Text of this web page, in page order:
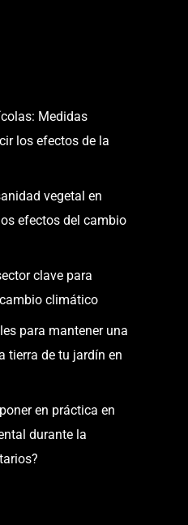
Medidas
los efectos de la
vegetal en
efectos del cambio
clave para
climático
para mantener una
tierra de tu jardín en
en práctica en
durante la